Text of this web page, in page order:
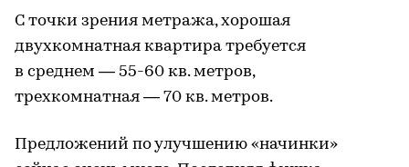
С точки зрения метража, хорошая
двухкомнатная квартира требуется
в среднем — 55-60 кв. метров,
трехкомнатная — 70 кв. метров.
Предложений по улучшению «начинки»